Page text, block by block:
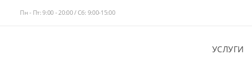
Пн - Пт: 9:00 - 20:00 / Сб: 9:00-15:00
УСЛУГИ